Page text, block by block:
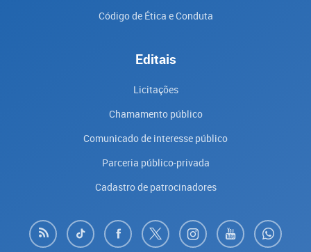
Código de Ética e Conduta
Editais
Licitações
Chamamento público
Comunicado de interesse público
Parceria público-privada
Cadastro de patrocinadores